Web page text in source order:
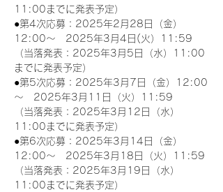
11:00までに発表予定）
●第4次応募：2025年2月28日（金）
12:00～　2025年3月4日(火）11:59
（当落発表：2025年3月5日（水）11:00
までに発表予定）
●第5次応募：2025年3月7日（金）12:00
～　2025年3月11日（火）11:59
（当落発表：2025年3月12日（水）
11:00までに発表予定）
●第6次応募：2025年3月14日（金）
12:00～　2025年3月18日（火）11:59
（当落発表：2025年3月19日（水）
11:00までに発表予定）